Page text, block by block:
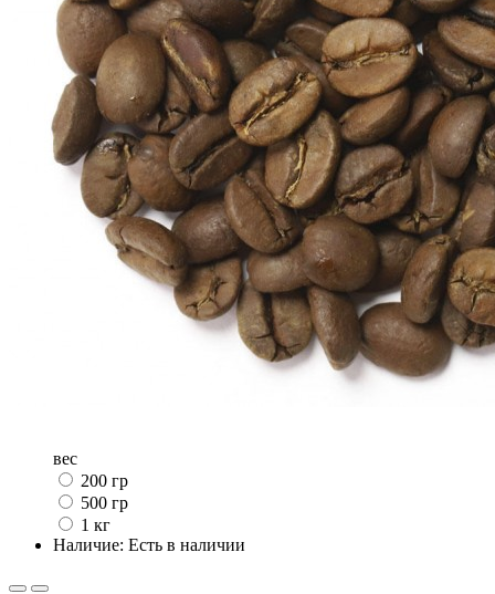
вес
200 гр
500 гр
1 кг
Наличие: Есть в наличии